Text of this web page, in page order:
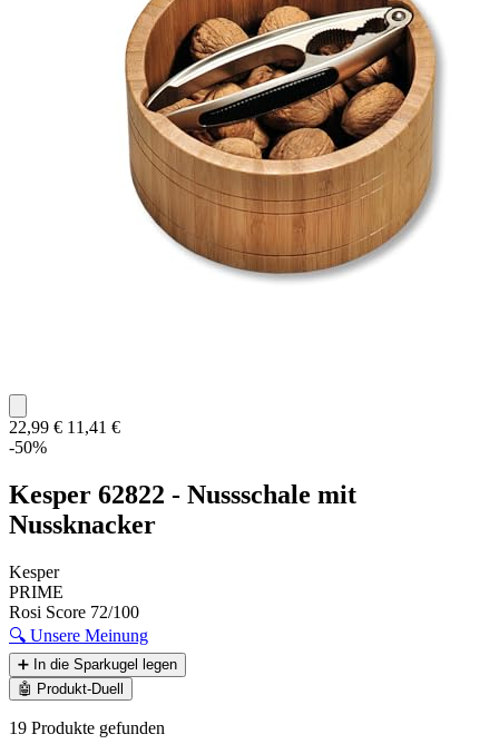
22,99 € 11,41 €
-50%
Kesper 62822 - Nussschale mit
Nussknacker
Kesper
PRIME
Rosi Score 72/100
🔍 Unsere Meinung
➕ In die Sparkugel legen
🤖 Produkt-Duell
19 Produkte gefunden